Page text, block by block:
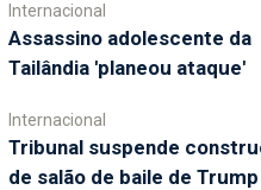
Internacional
Assassino adolescente da
Tailândia 'planeou ataque'
Internacional
Tribunal suspende
de salão de baile de